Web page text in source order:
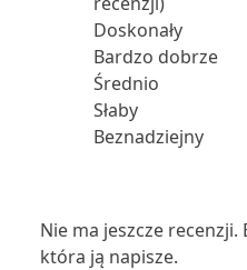
Doskonały
Bardzo dobrze
Średnio
Słaby
Beznadziejny
Nie ma jeszcze
która ją napisze.